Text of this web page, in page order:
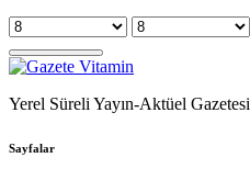
Yerel Süreli Yayın-Aktüel Gazetesi
Sayfalar